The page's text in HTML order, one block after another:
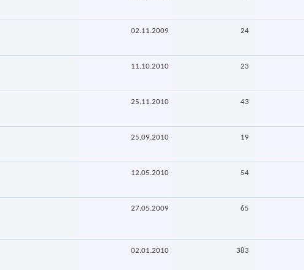
02.11.2009 24
11.10.2010 23
25.11.2010 43
25.09.2010 19
12.05.2010 54
27.05.2009 65
02.01.2010 383